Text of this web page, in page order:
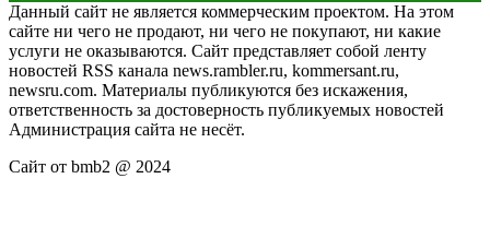
Данный сайт не является коммерческим проектом. На этом
сайте ни чего не продают, ни чего не покупают, ни какие
услуги не оказываются. Сайт представляет собой ленту
новостей RSS канала news.rambler.ru, kommersant.ru,
newsru.com. Материалы публикуются без искажения,
ответственность за достоверность публикуемых новостей
Администрация сайта не несёт.
Сайт от bmb2 @ 2024